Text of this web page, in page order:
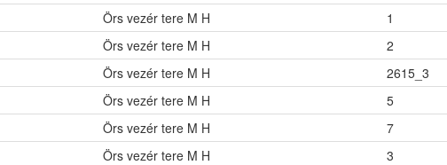
Örs vezér tere M H 1
Örs vezér tere M H 2
Örs vezér tere M H 2615_3
Örs vezér tere M H 5
Örs vezér tere M H 7
Örs vezér tere M H 3